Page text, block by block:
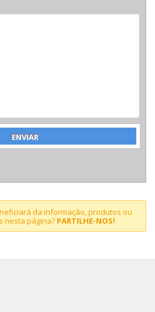
da informação, produtos ou
nesta página? PARTILHE-NOS!